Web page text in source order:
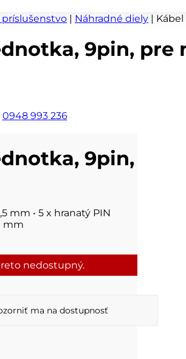
| Náhradné diely |
9pin, pre
0948 993 236
9pin,
mm • 5 x hranatý PIN
mm
nedostupný.
ma na dostupnosť